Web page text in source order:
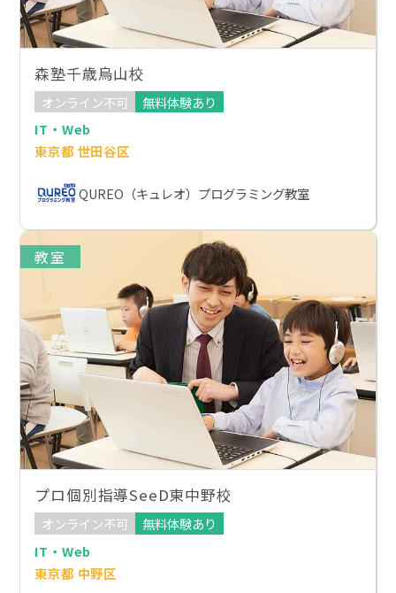
森塾千歳烏山校
オンライン不可
無料体験あり
IT・Web
東京都 世田谷区
QUREO（キュレオ）プログラミング教室
教室
プロ個別指導SeeD東中野校
オンライン不可
無料体験あり
IT・Web
東京都 中野区